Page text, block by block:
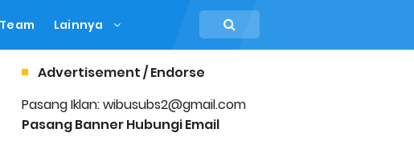
Lainnya
Advertisement / Endorse
Pasang Iklan: wibusubs2@gmail.com
Pasang Banner Hubungi Email